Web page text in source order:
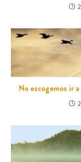
No escogemos ir